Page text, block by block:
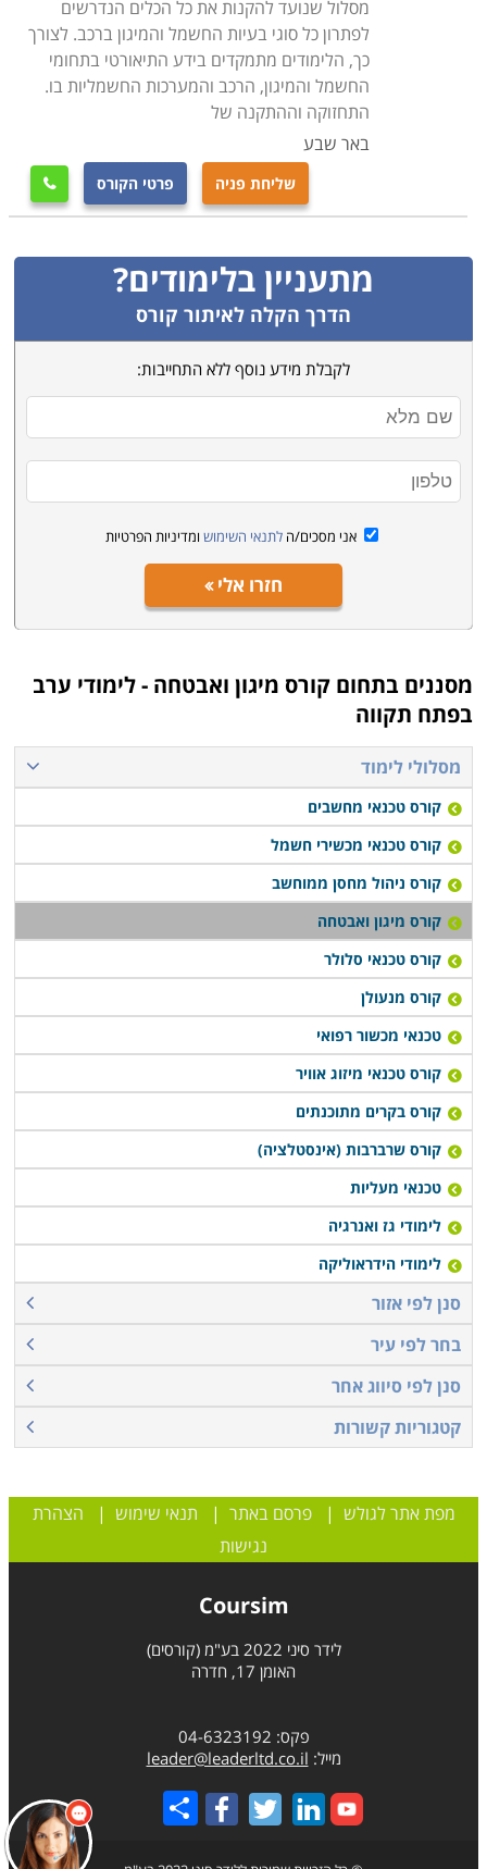
מסלול שנועד להקנות את כל הכלים הנדרשים
לפתרון כל סוגי בעיות החשמל והמיגון ברכב. לצורך
כך, הלימודים מתמקדים בידע התיאורטי בתחומי
החשמל והמיגון, הרכב והמערכות החשמליות בו.
התחזוקה וההתקנה של
באר שבע
שליחת פניה פרטי הקורס 
מתעניין בלימודים?
הדרך הקלה לאיתור קורס
לקבלת מידע נוסף ללא התחייבות:
אני מסכים/ה לתנאי השימוש ומדיניות הפרטיות
חזרו אלי
מסננים בתחום קורס מיגון ואבטחה - לימודי ערב
בפתח תקווה
מסלולי לימוד
קורס טכנאי מחשבים
קורס טכנאי מכשירי חשמל
קורס ניהול מחסן ממוחשב
קורס מיגון ואבטחה
קורס טכנאי סלולר
קורס מנעולן
טכנאי מכשור רפואי
קורס טכנאי מיזוג אוויר
קורס בקרים מתוכנתים
קורס שרברבות (אינסטלציה)
טכנאי מעליות
לימודי גז ואנרגיה
לימודי הידראוליקה
סנן לפי אזור
בחר לפי עיר
סנן לפי סיווג אחר
קטגוריות קשורות
מפת אתר לגולש |פרסם באתר | תנאי שימוש | הצהרת
נגישות
Coursim
לידר סיני 2022 בע"מ (קורסים)
האומן 17, חדרה
פקס: 04-6323192
מייל: leader@leaderltd.co.il
Share